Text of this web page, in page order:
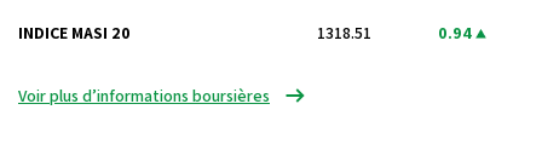
INDICE MASI 20 1318.51 0.94
Voir plus d’informations boursières